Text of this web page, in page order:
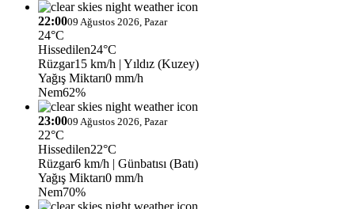
22:0009 Ağustos 2026, Pazar
24°C
Hissedilen24°C
Rüzgar15 km/h | Yıldız (Kuzey)
Yağış Miktarı0 mm/h
Nem62%
23:0009 Ağustos 2026, Pazar
22°C
Hissedilen22°C
Rüzgar6 km/h | Günbatısı (Batı)
Yağış Miktarı0 mm/h
Nem70%